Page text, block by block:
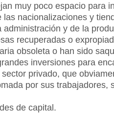
muy poco espacio para
nacionalizaciones y
administración y de la
recuperadas o
obsoleta o han sido
inversiones para
privado, que
por sus trabajadores,
de capital.